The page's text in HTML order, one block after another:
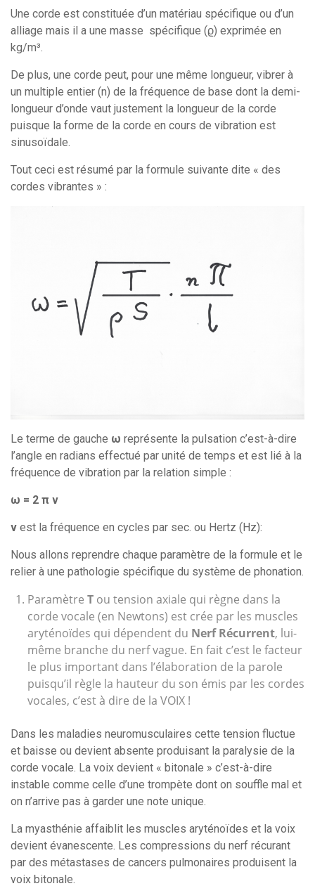
Une corde est constituée d’un matériau spécifique ou d’un
alliage mais il a une masse spécifique (ϱ) exprimée en
kg/m³.
De plus, une corde peut, pour une même longueur, vibrer à
un multiple entier (n) de la fréquence de base dont la demi-
longueur d’onde vaut justement la longueur de la corde
puisque la forme de la corde en cours de vibration est
sinusoïdale.
Tout ceci est résumé par la formule suivante dite « des
cordes vibrantes » :
Le terme de gauche ω représente la pulsation c’est-à-dire
l’angle en radians effectué par unité de temps et est lié à la
fréquence de vibration par la relation simple :
ω = 2 π ν
ν est la fréquence en cycles par sec. ou Hertz (Hz):
Nous allons reprendre chaque paramètre de la formule et le
relier à une pathologie spécifique du système de phonation.
Paramètre T ou tension axiale qui règne dans la
corde vocale (en Newtons) est crée par les muscles
aryténoïdes qui dépendent du Nerf Récurrent, lui-
même branche du nerf vague. En fait c’est le facteur
le plus important dans l’élaboration de la parole
puisqu’il règle la hauteur du son émis par les cordes
vocales, c’est à dire de la VOIX !
Dans les maladies neuromusculaires cette tension fluctue
et baisse ou devient absente produisant la paralysie de la
corde vocale. La voix devient « bitonale » c’est-à-dire
instable comme celle d’une trompète dont on souffle mal et
on n’arrive pas à garder une note unique.
La myasthénie affaiblit les muscles aryténoïdes et la voix
devient évanescente. Les compressions du nerf récurant
par des métastases de cancers pulmonaires produisent la
voix bitonale.